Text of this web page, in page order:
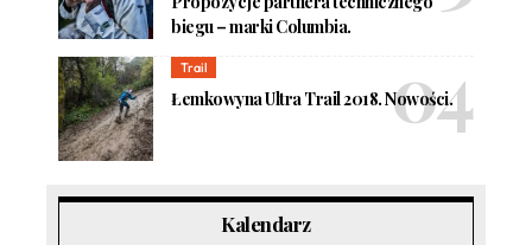
biegu – marki Columbia.
Trail
Łemkowyna Ultra Trail 2018. Nowości.
Kalendarz